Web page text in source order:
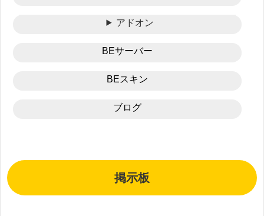
アドオン
BEサーバー
BEスキン
ブログ
掲示板